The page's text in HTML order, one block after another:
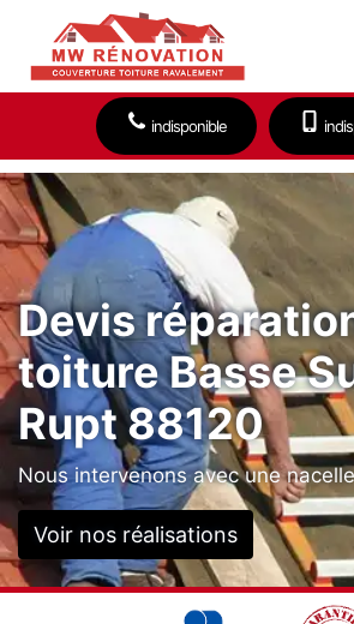
indisponible
Devis
toiture Basse
Rupt 88120
Nous intervenons avec une nacelle
Voir nos réalisations